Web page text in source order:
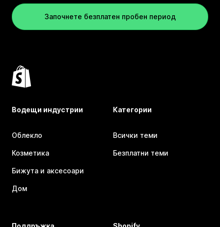
Започнете безплатен пробен период
Водещи индустрии
Облекло
Козметика
Бижута и аксесоари
Дом
Категории
Всички теми
Безплатни теми